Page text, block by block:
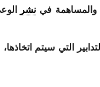
والمساهمة في نشر
التي سيتم